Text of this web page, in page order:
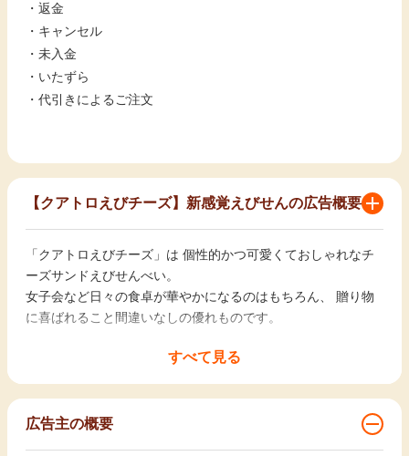
・返金
・キャンセル
・未入金
・いたずら
・代引きによるご注文
すべて見る
【クアトロえびチーズ】新感覚えびせんの広告概要
「クアトロえびチーズ」は 個性的かつ可愛くておしゃれなチ
ーズサンドえびせんべい。
女子会など日々の食卓が華やかになるのはもちろん、 贈り物
に喜ばれること間違いなしの優れものです。
「クアトロえびチーズ」は香川県の県産品コンクールの最高位
受賞をはじめ、
瀬戸内おみやげコンクール優秀賞や農林水産大臣賞など数々の
コンクールで受賞しております！
広告主の概要